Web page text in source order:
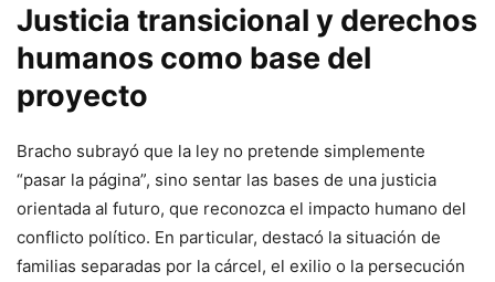
Justicia transicional y derechos
humanos como base del
proyecto
Bracho subrayó que la ley no pretende simplemente
“pasar la página”, sino sentar las bases de una justicia
orientada al futuro, que reconozca el impacto humano del
conflicto político. En particular, destacó la situación de
familias separadas por la cárcel, el exilio o la persecución